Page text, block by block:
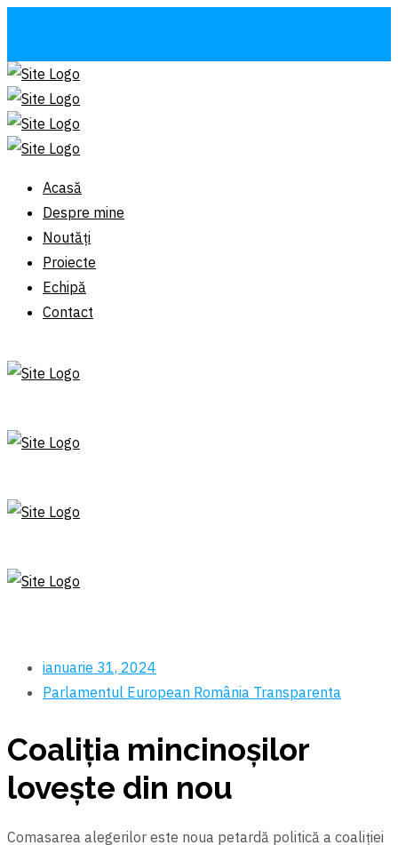
Acasă
Despre mine
Noutăți
Proiecte
Echipă
Contact
ianuarie 31, 2024
Parlamentul European România Transparenta
Coaliția mincinoşilor
loveşte din nou
Comasarea alegerilor este noua petardă politică a coaliției